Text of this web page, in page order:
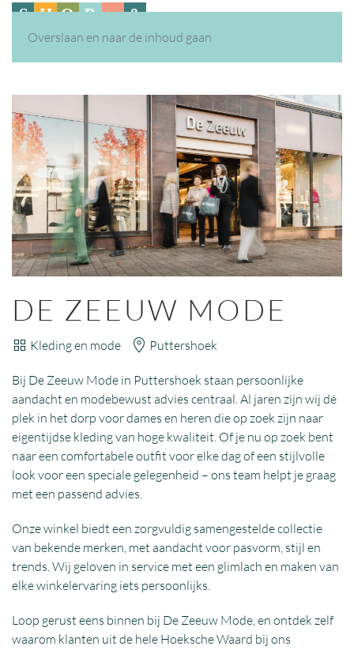
Overslaan en naar de inhoud gaan
DE ZEEUW MODE
Kleding en mode Puttershoek
Bij De Zeeuw Mode in Puttershoek staan persoonlijke
aandacht en modebewust advies centraal. Al jaren zijn wij dé
plek in het dorp voor dames en heren die op zoek zijn naar
eigentijdse kleding van hoge kwaliteit. Of je nu op zoek bent
naar een comfortabele outfit voor elke dag of een stijlvolle
look voor een speciale gelegenheid – ons team helpt je graag
met een passend advies.
Onze winkel biedt een zorgvuldig samengestelde collectie
van bekende merken, met aandacht voor pasvorm, stijl en
trends. Wij geloven in service met een glimlach en maken van
elke winkelervaring iets persoonlijks.
Loop gerust eens binnen bij De Zeeuw Mode, en ontdek zelf
waarom klanten uit de hele Hoeksche Waard bij ons